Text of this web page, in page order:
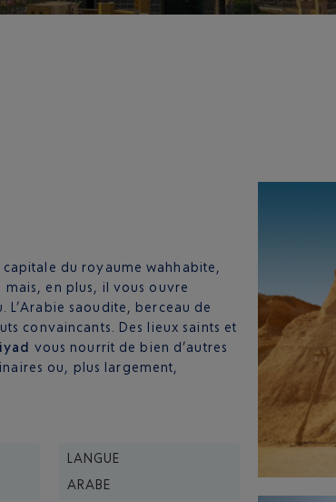
du royaume wahhabite,
en plus, il vous ouvre
L’Arabie saoudite, berceau de
convaincants. Des lieux saints et
vous nourrit de bien d’autres
ou, plus largement,
LANGUE
ARABE